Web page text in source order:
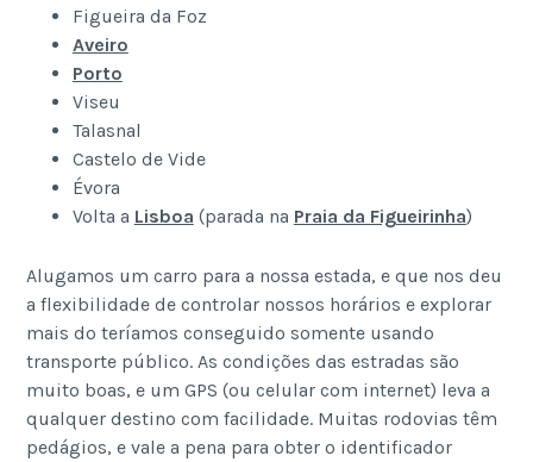
Figueira da Foz
Aveiro
Porto
Viseu
Talasnal
Castelo de Vide
Évora
Volta a Lisboa (parada na Praia da Figueirinha)
Alugamos um carro para a nossa estada, e que nos deu
a flexibilidade de controlar nossos horários e explorar
mais do teríamos conseguido somente usando
transporte público. As condições das estradas são
muito boas, e um GPS (ou celular com internet) leva a
qualquer destino com facilidade. Muitas rodovias têm
pedágios, e vale a pena para obter o identificador